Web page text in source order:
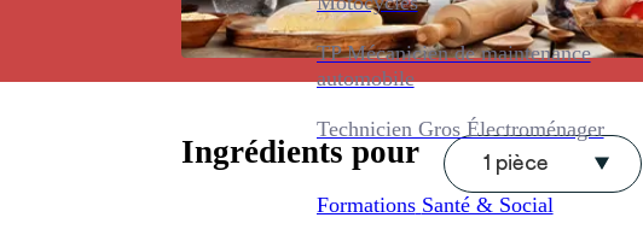
TP Mécanicien de maintenance
automobile
Technicien Gros Électroménager
Formations Santé & Social
Ingrédients pour 1 pièce